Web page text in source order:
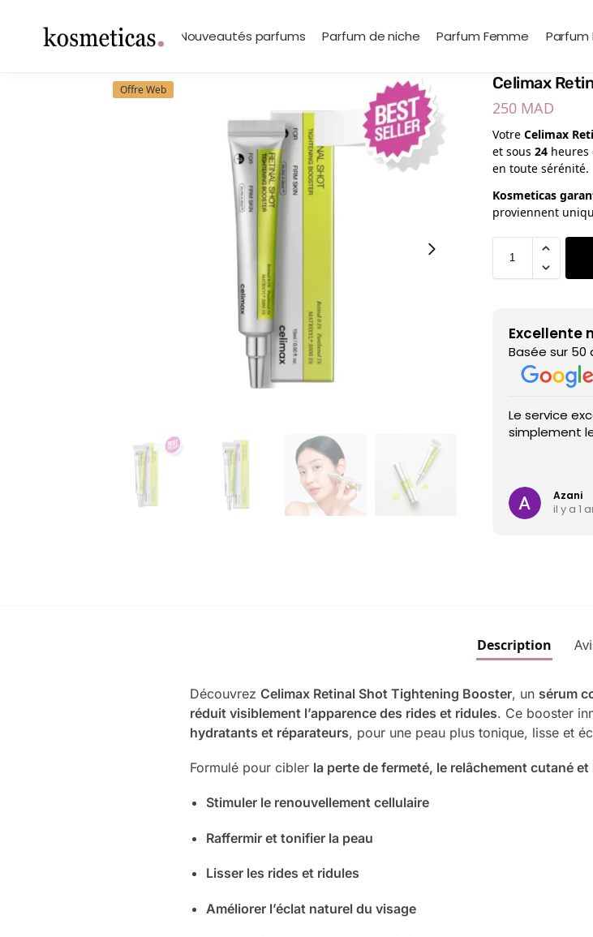
Marques Nouveautés parfums Parfum de niche Parfum Femme Parfum
Search
Offre Web
Celimax
250 MAD
VotreCelimax
et sous 24heures
en toute sérénité.
Kosmeticas
proviennent
Excellente
Basée sur 50
Le service
simplement
Azani
il y a 1
Description
Découvrez Celimax Retinal Shot Tightening Booster, un sérum
réduit visiblement l’apparence des rides et ridules. Ce booster
hydratants et réparateurs, pour une peau plus tonique, lisse et
Formulé pour cibler la perte de fermeté, le relâchement cutané
Stimuler le renouvellement cellulaire
Raffermir et tonifier la peau
Lisser les rides et ridules
Améliorer l’éclat naturel du visage